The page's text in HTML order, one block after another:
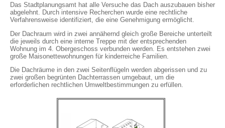
Das Stadtplanungsamt hat alle Versuche das Dach auszubauen bisher
abgelehnt. Durch intensive Recherchen wurde eine rechtliche
Verfahrensweise identifiziert, die eine Genehmigung ermöglicht.
Der Dachraum wird in zwei annähernd gleich große Bereiche unterteilt
die jeweils durch eine interne Treppe mit der entsprechenden
Wohnung im 4. Obergeschoss verbunden werden. Es entstehen zwei
große Maisonettewohnungen für kinderreiche Familien.
Die Dachräume in den zwei Seitenflügeln werden abgerissen und zu
zwei großen begrünten Dachterrassen umgebaut, um die
erforderlichen rechtlichen Umweltbestimmungen zu erfüllen.